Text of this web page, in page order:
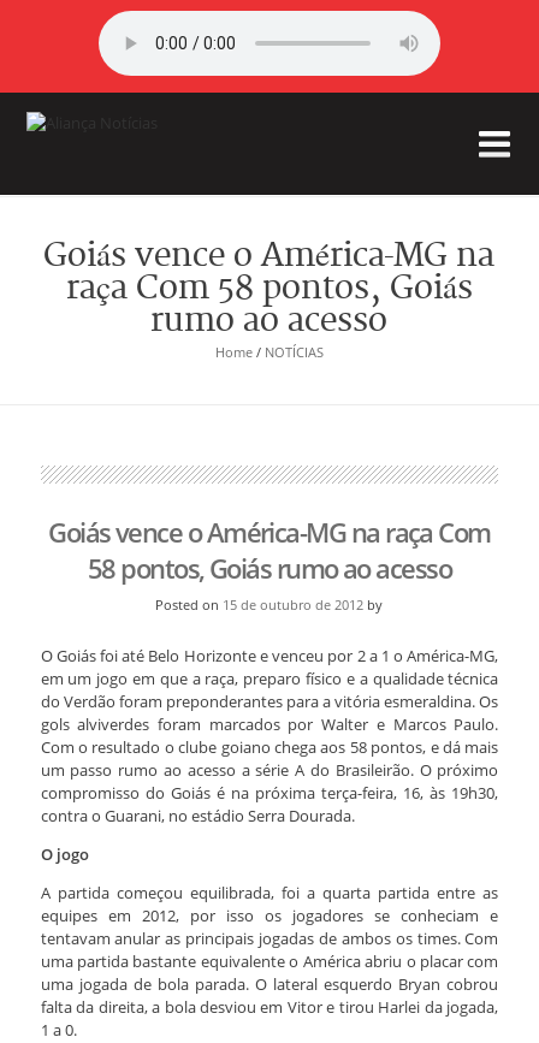
Goiás vence o América-MG na
raça Com 58 pontos, Goiás
rumo ao acesso
Home/ NOTÍCIAS
Goiás vence o América-MG na raça Com
58 pontos, Goiás rumo ao acesso
Posted on 15 de outubro de 2012 by
O Goiás foi até Belo Horizonte e venceu por 2 a 1 o América-MG,
em um jogo em que a raça, preparo físico e a qualidade técnica
do Verdão foram preponderantes para a vitória esmeraldina. Os
gols alviverdes foram marcados por Walter e Marcos Paulo.
Com o resultado o clube goiano chega aos 58 pontos, e dá mais
um passo rumo ao acesso a série A do Brasileirão. O próximo
compromisso do Goiás é na próxima terça-feira, 16, às 19h30,
contra o Guarani, no estádio Serra Dourada.
O jogo
A partida começou equilibrada, foi a quarta partida entre as
equipes em 2012, por isso os jogadores se conheciam e
tentavam anular as principais jogadas de ambos os times. Com
uma partida bastante equivalente o América abriu o placar com
uma jogada de bola parada. O lateral esquerdo Bryan cobrou
falta da direita, a bola desviou em Vitor e tirou Harlei da jogada,
1 a 0.